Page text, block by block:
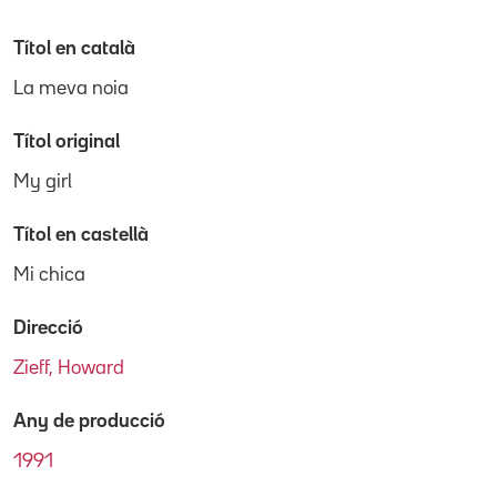
Títol en català
La meva noia
Títol original
My girl
Títol en castellà
Mi chica
Direcció
Zieff, Howard
Any de producció
1991